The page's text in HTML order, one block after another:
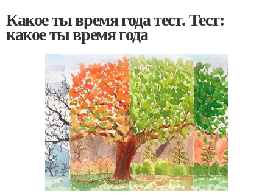
Какое ты время года тест. Тест:
какое ты время года